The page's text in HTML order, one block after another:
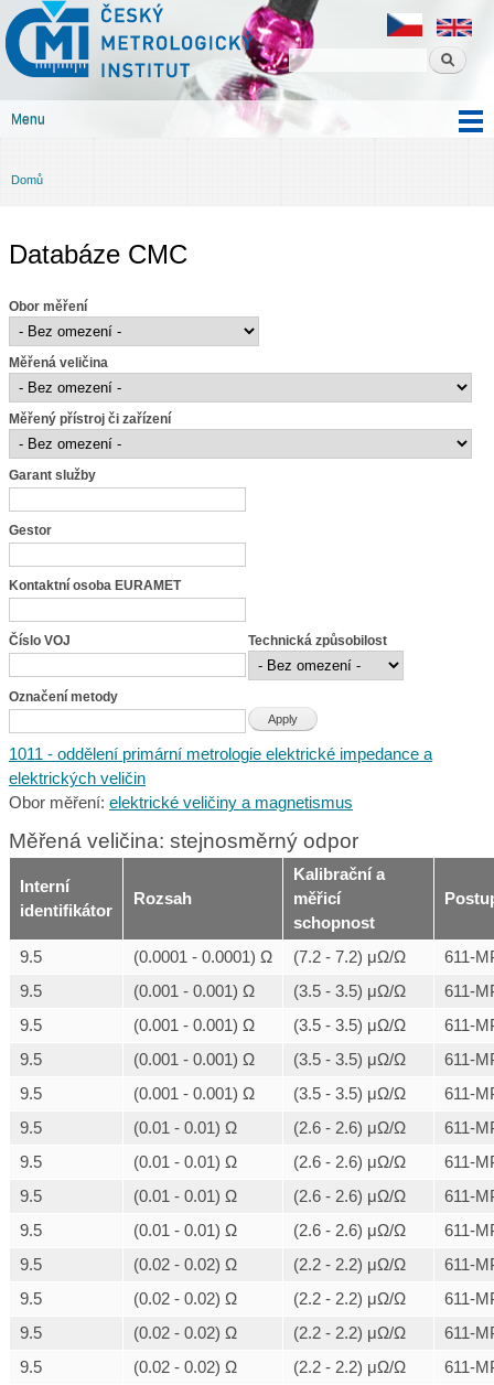
obsahu
Český
metrologický
institut
Menu
Jste zde
Domů
Databáze CMC
Obor měření
Měřená veličina
Měřený přístroj či zařízení
Garant služby
Gestor
Kontaktní osoba EURAMET
Číslo VOJ Technická způsobilost
Označení metody
1011 - oddělení primární metrologie elektrické impedance a
elektrických veličin
Obor měření: elektrické veličiny a magnetismus
Měřená veličina: stejnosměrný odpor
Interní
identifikátor
Rozsah
Kalibrační a
měřicí
schopnost
9.5 (0.0001 - 0.0001) Ω (7.2 - 7.2) μΩ/Ω
611-
9.5
(0.001 - 0.001) Ω (3.5 - 3.5) μΩ/Ω
611-
9.5
(0.001 - 0.001) Ω (3.5 - 3.5) μΩ/Ω
611-
9.5
(0.001 - 0.001) Ω (3.5 - 3.5) μΩ/Ω
611-
9.5
(0.001 - 0.001) Ω (3.5 - 3.5) μΩ/Ω
611-
9.5
(0.01 - 0.01) Ω (2.6 - 2.6) μΩ/Ω
611-
9.5
(0.01 - 0.01) Ω (2.6 - 2.6) μΩ/Ω
611-
9.5
(0.01 - 0.01) Ω (2.6 - 2.6) μΩ/Ω
611-
9.5
(0.01 - 0.01) Ω (2.6 - 2.6) μΩ/Ω
611-
9.5
(0.02 - 0.02) Ω (2.2 - 2.2) μΩ/Ω
611-
9.5
(0.02 - 0.02) Ω (2.2 - 2.2) μΩ/Ω
611-
9.5
(0.02 - 0.02) Ω (2.2 - 2.2) μΩ/Ω
611-
9.5
(0.02 - 0.02) Ω (2.2 - 2.2) μΩ/Ω
611-